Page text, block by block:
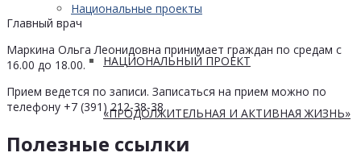
Национальные проекты
НАЦИОНАЛЬНЫЙ ПРОЕКТ
«ПРОДОЛЖИТЕЛЬНАЯ И АКТИВНАЯ ЖИЗНЬ»
Главный врач
Маркина Ольга Леонидовна принимает граждан по средам с
16.00 до 18.00.
Прием ведется по записи. Записаться на прием можно по
телефону +7 (391) 212-38-38
Полезные ссылки